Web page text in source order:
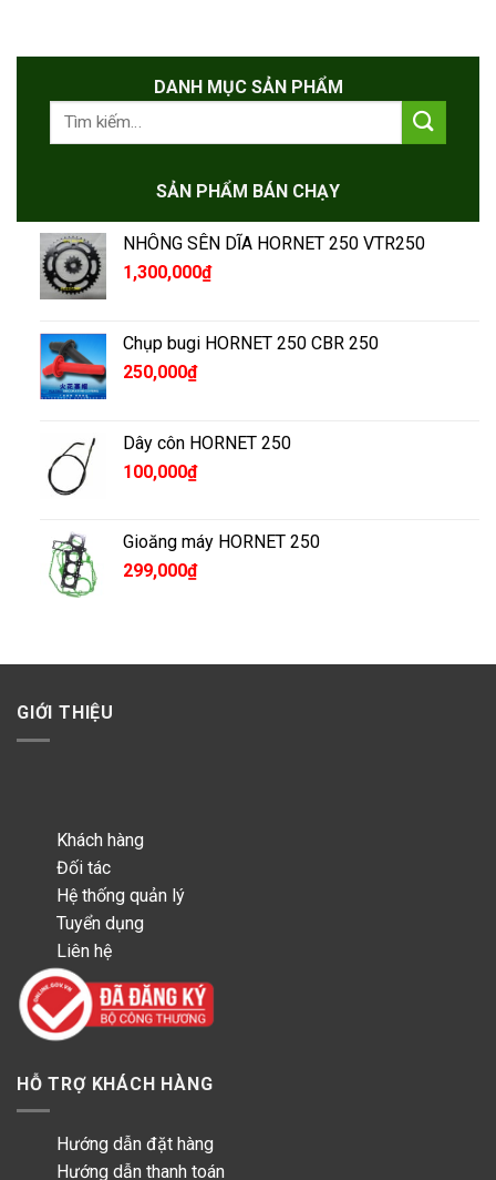
DANH MỤC SẢN PHẨM
Tìm
kiếm:
SẢN PHẨM BÁN CHẠY
NHÔNG SÊN DĨA HORNET 250 VTR250
1,300,000₫
Chụp bugi HORNET 250 CBR 250
250,000₫
Dây côn HORNET 250
100,000₫
Gioăng máy HORNET 250
299,000₫
GIỚI THIỆU
Khách hàng
Đối tác
Hệ thống quản lý
Tuyển dụng
Liên hệ
HỖ TRỢ KHÁCH HÀNG
Hướng dẫn đặt hàng
Hướng dẫn thanh toán